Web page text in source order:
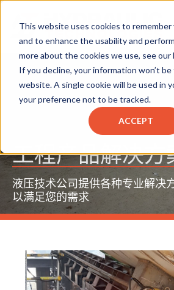
This website uses cookies to
and to enhance the usability and
more about the cookies we use, see our
If you decline, your information won’t
website. A single cookie will be used in
your preference not to be tracked.
ACCEPT
工程产品解决方
液压技术公司提供各种专业解决方
以满足您的需求